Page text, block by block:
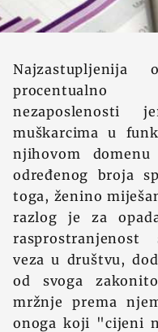
procentualno
nezaposlenosti
muškarcima u
njihovom domenu
određenog broja
toga, ženino
razlog je za
rasprostranjenost
veza u društvu,
od svoga
mržnje prema
onoga koji "cijeni